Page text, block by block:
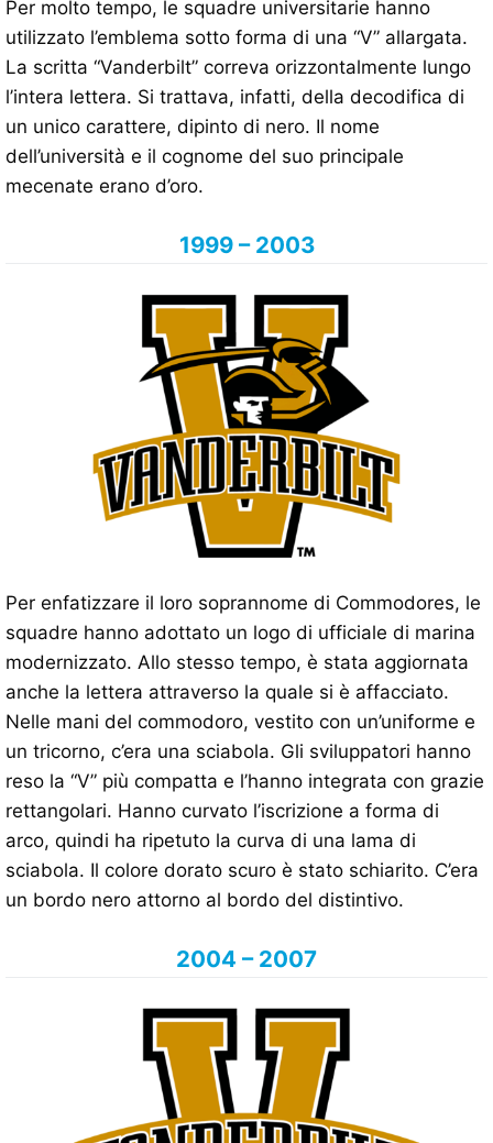
Per molto tempo, le squadre universitarie hanno
utilizzato l’emblema sotto forma di una “V” allargata.
La scritta “Vanderbilt” correva orizzontalmente lungo
l’intera lettera. Si trattava, infatti, della decodifica di
un unico carattere, dipinto di nero. Il nome
dell’università e il cognome del suo principale
mecenate erano d’oro.
1999 – 2003
Per enfatizzare il loro soprannome di Commodores, le
squadre hanno adottato un logo di ufficiale di marina
modernizzato. Allo stesso tempo, è stata aggiornata
anche la lettera attraverso la quale si è affacciato.
Nelle mani del commodoro, vestito con un’uniforme e
un tricorno, c’era una sciabola. Gli sviluppatori hanno
reso la “V” più compatta e l’hanno integrata con grazie
rettangolari. Hanno curvato l’iscrizione a forma di
arco, quindi ha ripetuto la curva di una lama di
sciabola. Il colore dorato scuro è stato schiarito. C’era
un bordo nero attorno al bordo del distintivo.
2004 – 2007